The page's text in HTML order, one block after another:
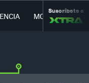
MOVILIDAD
Suscríbete a